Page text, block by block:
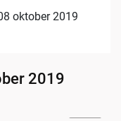
oktober 2019
2019